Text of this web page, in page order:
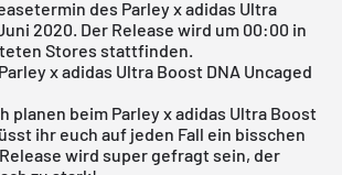
des Parley xadidas Ultra
2020. Der Release wird um 00:00 in
Stores stattfinden.
x adidas Ultra Boost DNA Uncaged
planen beim Parley x adidas Ultra Boost
ihr euch auf jeden Fall ein bisschen
wird super gefragt sein, der